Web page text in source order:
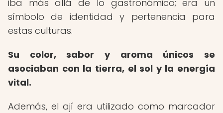
iba más allá de lo gastronómico; era un
símbolo de identidad y pertenencia para
estas culturas.
Su color, sabor y aroma únicos se
asociaban con la tierra, el sol y la energía
vital.
Además, el ají era utilizado como marcador